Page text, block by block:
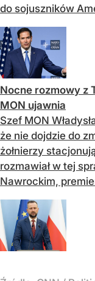
do sojuszników
Nocne rozmowy z
MON ujawnia
Szef MON
że nie dojdzie do
żołnierzy
rozmawiał w tej
Nawrockim,